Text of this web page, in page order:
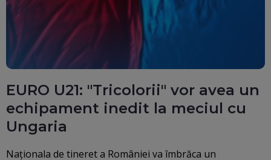
EURO U21: "Tricolorii" vor avea un
echipament inedit la meciul cu
Ungaria
Naționala de tineret a României va îmbrăca un